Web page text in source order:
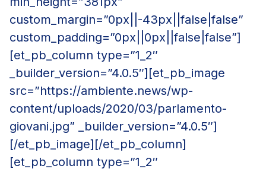
custom_margin=”0px||-43px||false|false”
custom_padding=”0px||0px||false|false”]
[et_pb_column type=”1_2″
_builder_version=”4.0.5″][et_pb_image
src=”https://ambiente.news/wp-
content/uploads/2020/03/parlamento-
giovani.jpg” _builder_version=”4.0.5″]
[/et_pb_image][/et_pb_column]
[et_pb_column type=”1_2″